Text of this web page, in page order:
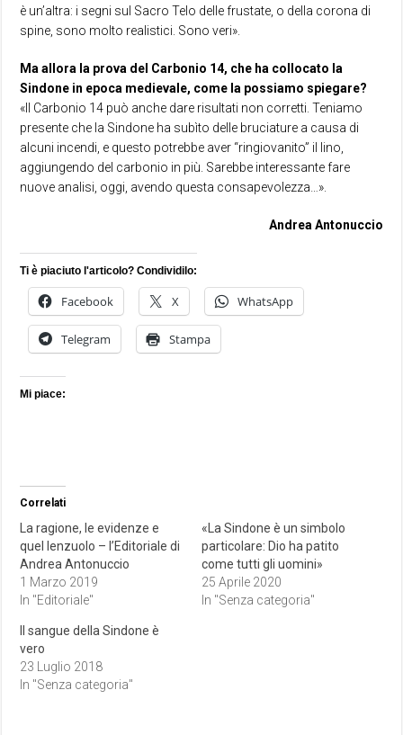
è un’altra: i segni sul Sacro Telo delle frustate, o della corona di
spine, sono molto realistici. Sono veri».
Ma allora la prova del Carbonio 14, che ha collocato la
Sindone in epoca medievale, come la possiamo spiegare?
«Il Carbonio 14 può anche dare risultati non corretti. Teniamo
presente che la Sindone ha subìto delle bruciature a causa di
alcuni incendi, e questo potrebbe aver “ringiovanito” il lino,
aggiungendo del carbonio in più. Sarebbe interessante fare
nuove analisi, oggi, avendo questa consapevolezza…».
Andrea Antonuccio
Ti è piaciuto l'articolo? Condividilo:
Facebook X WhatsApp
Telegram Stampa
Mi piace:
Correlati
La ragione, le evidenze e
quel lenzuolo – l’Editoriale di
Andrea Antonuccio
1 Marzo 2019
In "Editoriale"
«La Sindone è un simbolo
particolare: Dio ha patito
come tutti gli uomini»
25 Aprile 2020
In "Senza categoria"
Il sangue della Sindone è
vero
23 Luglio 2018
In "Senza categoria"